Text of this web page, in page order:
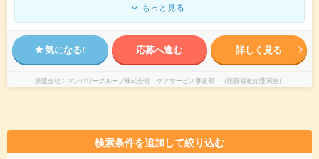
もっと見る
気になる! 応募へ進む 詳しく見る
派遣会社 マンパワーグループ株式会社 ケアサービス事業部 （医療福祉介護関連）
検索条件を追加して絞り込む